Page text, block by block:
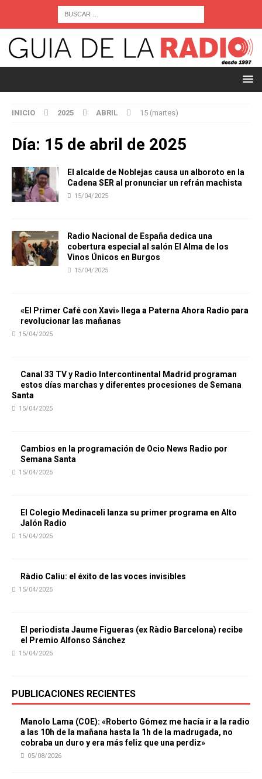
INICIO 2025 ABRIL 15 (martes)
Día: 15 de abril de 2025
El alcalde de Noblejas causa un alboroto en la
Cadena SER al pronunciar un refrán machista
15/04/2025
Radio Nacional de España dedica una
cobertura especial al salón El Alma de los
Vinos Únicos en Burgos
15/04/2025
«El Primer Café con Xavi» llega a Paterna Ahora Radio para
revolucionar las mañanas
15/04/2025
Canal 33 TV y Radio Intercontinental Madrid programan
estos días marchas y diferentes procesiones de Semana
Santa
15/04/2025
Cambios en la programación de Ocio News Radio por
Semana Santa
15/04/2025
El Colegio Medinaceli lanza su primer programa en Alto
Jalón Radio
15/04/2025
Ràdio Caliu: el éxito de las voces invisibles
15/04/2025
El periodista Jaume Figueras (ex Ràdio Barcelona) recibe
el Premio Alfonso Sánchez
15/04/2025
PUBLICACIONES RECIENTES
Manolo Lama (COE): «Roberto Gómez me hacía ir a la radio
a las 10h de la mañana hasta la 1h de la madrugada, no
cobraba un duro y era más feliz que una perdiz»
05/08/2026